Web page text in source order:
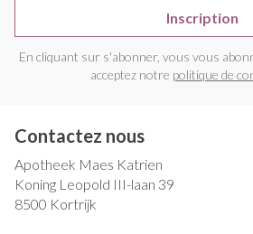
Inscription
En cliquant sur s'abonner, vous vous
acceptez notre politique de
Contactez nous
Apotheek Maes Katrien
Koning Leopold III-laan 39
8500 Kortrijk